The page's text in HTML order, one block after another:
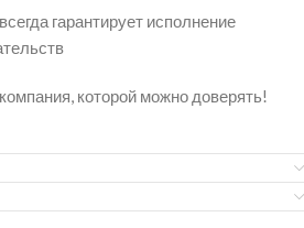
гарантирует исполнение
которой можно доверять!